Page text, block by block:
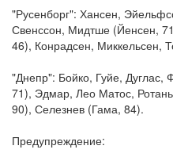
"Русенборг": Хансен,
Свенссон, Мидтше (Йенсен,
46), Конрадсен, Миккельсен,
"Днепр": Бойко, Гуйе, Дуглас,
71), Эдмар, Лео Матос,
90), Селезнев (Гама, 84).
Предупреждение: